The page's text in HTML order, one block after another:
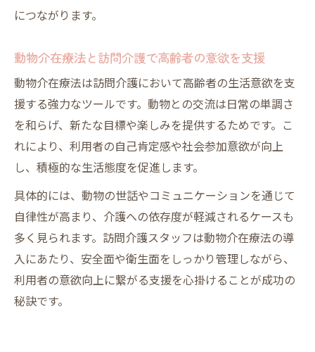
につながります。
動物介在療法と訪問介護で高齢者の意欲を支援
動物介在療法は訪問介護において高齢者の生活意欲を支
援する強力なツールです。動物との交流は日常の単調さ
を和らげ、新たな目標や楽しみを提供するためです。こ
れにより、利用者の自己肯定感や社会参加意欲が向上
し、積極的な生活態度を促進します。
具体的には、動物の世話やコミュニケーションを通じて
自律性が高まり、介護への依存度が軽減されるケースも
多く見られます。訪問介護スタッフは動物介在療法の導
入にあたり、安全面や衛生面をしっかり管理しながら、
利用者の意欲向上に繋がる支援を心掛けることが成功の
秘訣です。